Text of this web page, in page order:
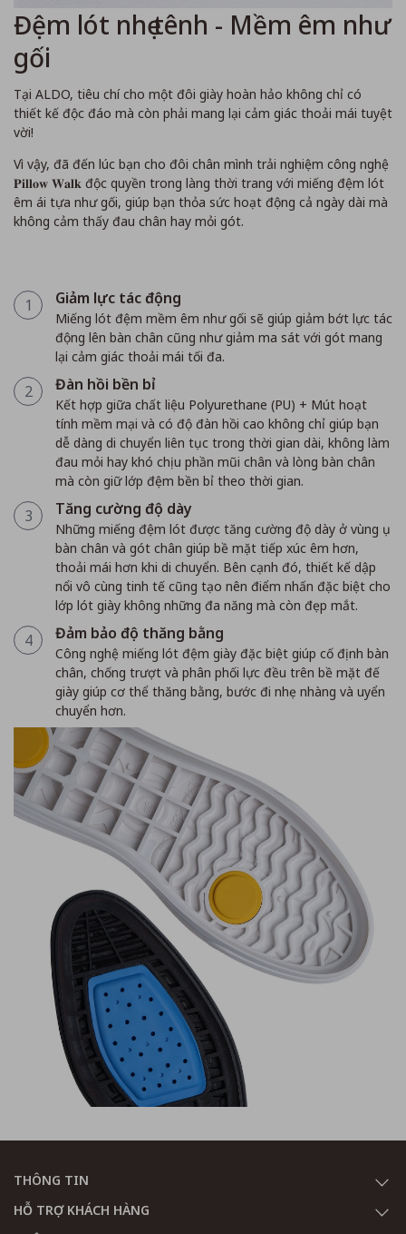
Đệm lót nhẹ tênh - Mềm êm như
gối
Tại ALDO, tiêu chí cho một đôi giày hoàn hảo không chỉ có
thiết kế độc đáo mà còn phải mang lại cảm giác thoải mái tuyệt
vời!
Vì vậy, đã đến lúc bạn cho đôi chân mình trải nghiệm công nghệ
𝐏𝐢𝐥𝐥𝐨𝐰 𝐖𝐚𝐥𝐤 độc quyền trong làng thời trang với miếng đệm lót
êm ái tựa như gối, giúp bạn thỏa sức hoạt động cả ngày dài mà
không cảm thấy đau chân hay mỏi gót.
1 Giảm lực tác động
Miếng lót đệm mềm êm như gối sẽ giúp giảm bớt lực tác
động lên bàn chân cũng như giảm ma sát với gót mang
lại cảm giác thoải mái tối đa.
2 Đàn hồi bền bỉ
Kết hợp giữa chất liệu Polyurethane (PU) + Mút hoạt
tính mềm mại và có độ đàn hồi cao không chỉ giúp bạn
dễ dàng di chuyển liên tục trong thời gian dài, không làm
đau mỏi hay khó chịu phần mũi chân và lòng bàn chân
mà còn giữ lớp đệm bền bỉ theo thời gian.
3 Tăng cường độ dày
Những miếng đệm lót được tăng cường độ dày ở vùng ụ
bàn chân và gót chân giúp bề mặt tiếp xúc êm hơn,
thoải mái hơn khi di chuyển. Bên cạnh đó, thiết kế dập
nổi vô cùng tinh tế cũng tạo nên điểm nhấn đặc biệt cho
lớp lót giày không những đa năng mà còn đẹp mắt.
4 Đảm bảo độ thăng bằng
Công nghệ miếng lót đệm giày đặc biệt giúp cố định bàn
chân, chống trượt và phân phối lực đều trên bề mặt đế
giày giúp cơ thể thăng bằng, bước đi nhẹ nhàng và uyển
chuyển hơn.
THÔNG TIN
HỖ TRỢ KHÁCH HÀNG